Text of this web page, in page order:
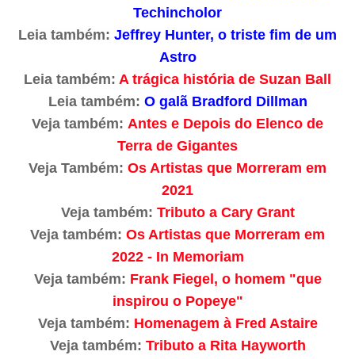
Techincholor
Leia também: Jeffrey Hunter, o triste fim de um
Astro
Leia também: A trágica história de Suzan Ball
Leia também: O galã Bradford Dillman
Veja também: Antes e Depois do Elenco de
Terra de Gigantes
Veja Também: Os Artistas que Morreram em
2021
Veja também: Tributo a Cary Grant
Veja também: Os Artistas que Morreram em
2022 - In Memoriam
Veja também: Frank Fiegel, o homem "que
inspirou o Popeye"
Veja também: Homenagem à Fred Astaire
Veja também: Tributo a Rita Hayworth